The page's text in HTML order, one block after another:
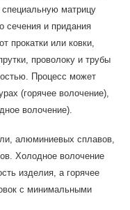
специальную матрицу
сечения и придания
прокатки или ковки,
проволоку и трубы
Процесс может
(горячее волочение),
волочение).
алюминиевых сплавов,
Холодное волочение
изделия, а горячее
с минимальными